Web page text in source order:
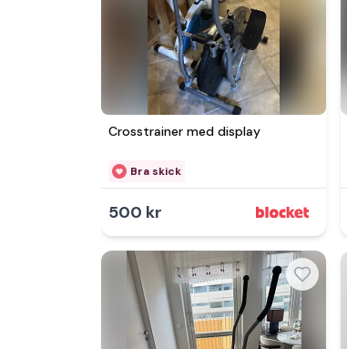
Crosstrainer med display
Bra skick
500 kr